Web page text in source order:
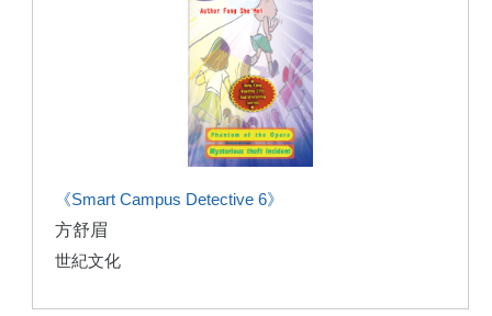
《Smart Campus Detective 6》
方舒眉
世紀文化